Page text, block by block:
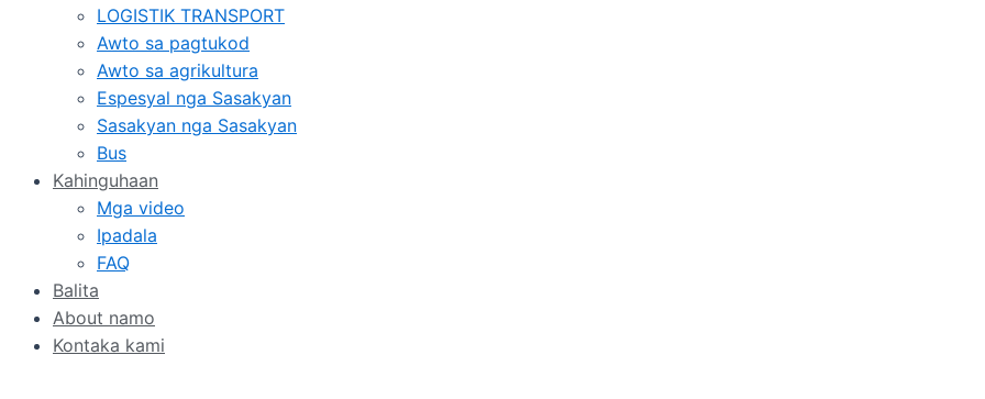
LOGISTIK TRANSPORT
Awto sa pagtukod
Awto sa agrikultura
Espesyal nga Sasakyan
Sasakyan nga Sasakyan
Bus
Kahinguhaan
Mga video
Ipadala
FAQ
Balita
About namo
Kontaka kami